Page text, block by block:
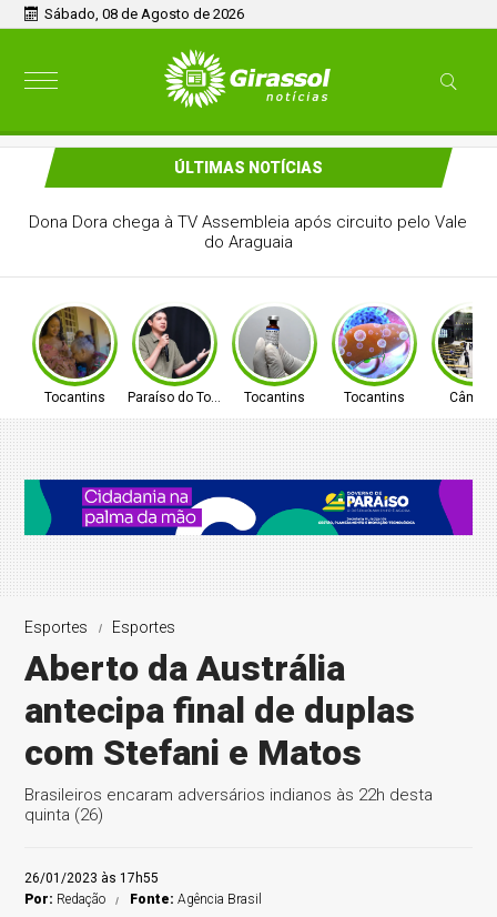
Sábado, 08 de Agosto de 2026
ÚLTIMAS NOTÍCIAS
PREFEITO DE PARAÍSO CELSO MORAIS, PARTICIPARÁ DE
MAIS UM EVENTO A NÍVEL NACIONAL EM BRASÍLIA
Tocantins Paraíso do TocantinsTocantins Tocantins
Esportes Esportes
Aberto da Austrália
antecipa final de duplas
com Stefani e Matos
Brasileiros encaram adversários indianos às 22h desta
quinta (26)
26/01/2023 às 17h55
Por: Redação Fonte:Agência Brasil